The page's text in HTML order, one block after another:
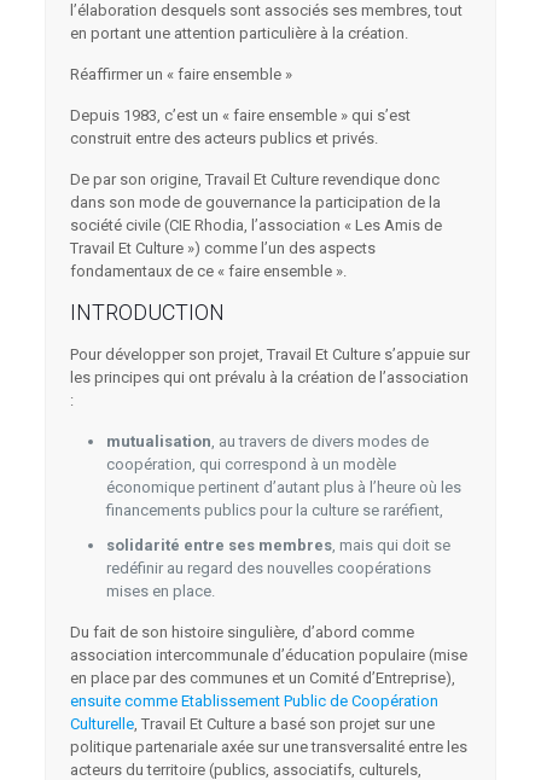
l’élaboration desquels sont associés ses membres, tout
en portant une attention particulière à la création.
Réaffirmer un « faire ensemble »
Depuis 1983, c’est un « faire ensemble » qui s’est
construit entre des acteurs publics et privés.
De par son origine, Travail Et Culture revendique donc
dans son mode de gouvernance la participation de la
société civile (CIE Rhodia, l’association « Les Amis de
Travail Et Culture ») comme l’un des aspects
fondamentaux de ce « faire ensemble ».
INTRODUCTION
Pour développer son projet, Travail Et Culture s’appuie sur
les principes qui ont prévalu à la création de l’association
:
mutualisation, au travers de divers modes de
coopération, qui correspond à un modèle
économique pertinent d’autant plus à l’heure où les
financements publics pour la culture se raréfient,
solidarité entre ses membres, mais qui doit se
redéfinir au regard des nouvelles coopérations
mises en place.
Du fait de son histoire singulière, d’abord comme
association intercommunale d’éducation populaire (mise
en place par des communes et un Comité d’Entreprise),
ensuite comme Etablissement Public de Coopération
Culturelle, Travail Et Culture a basé son projet sur une
politique partenariale axée sur une transversalité entre les
acteurs du territoire (publics, associatifs, culturels,